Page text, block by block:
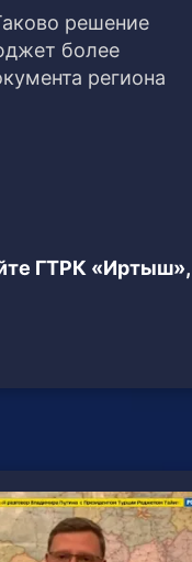
решение
более
региона
ГТРК «Иртыш»,